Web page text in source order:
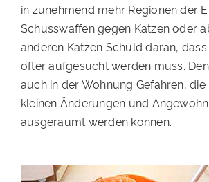
PATENSCHAFTEN
HELFER WERDEN
RATGEBER
in zunehmend mehr Regionen der
Schusswaffen gegen Katzen oder
anderen Katzen Schuld daran,
öfter aufgesucht werden muss.
auch in der Wohnung Gefahren,
kleinen Änderungen und
ausgeräumt werden können.